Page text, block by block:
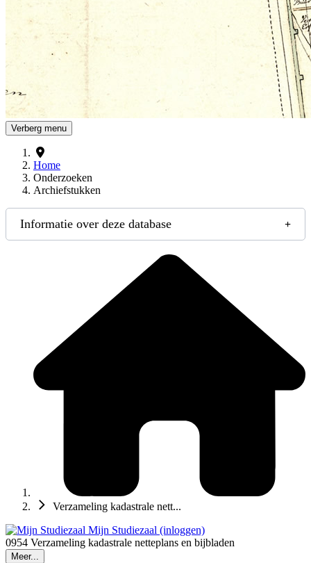
Verberg menu
Home
Onderzoeken
Archiefstukken
Informatie over deze database
Verzameling kadastrale nett...
Mijn Studiezaal (inloggen)
0954 Verzameling kadastrale netteplans en bijbladen
Meer...